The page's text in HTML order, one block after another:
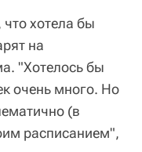
хотела бы
на
"Хотелось бы
очень много. Но
(в
расписанием",